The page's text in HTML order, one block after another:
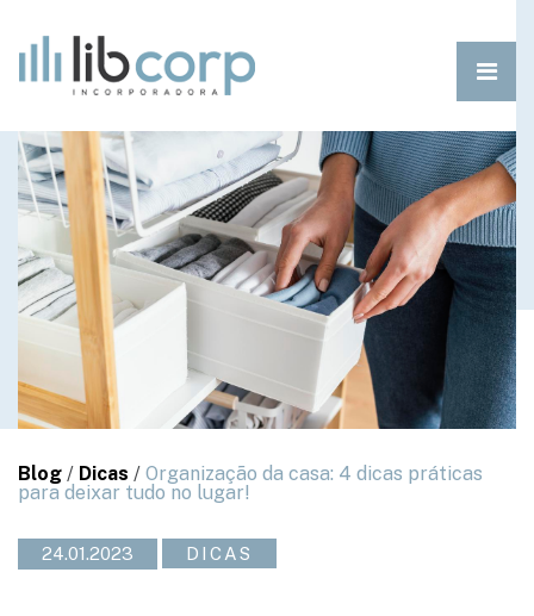
Blog / Dicas / Organização da casa: 4 dicas práticas
para deixar tudo no lugar!
24.01.2023 DICAS